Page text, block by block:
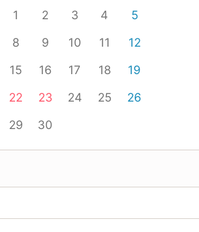
1 2 3 4
5
8 9 10 11
12
15 16 17 18
19
22 23 24 25
26
29 30